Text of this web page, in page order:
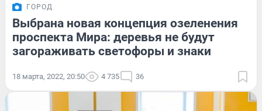
ГОРОД
Выбрана новая концепция озеленения
проспекта Мира: деревья не будут
загораживать светофоры и знаки
18 марта, 2022, 20:50 4 735 36